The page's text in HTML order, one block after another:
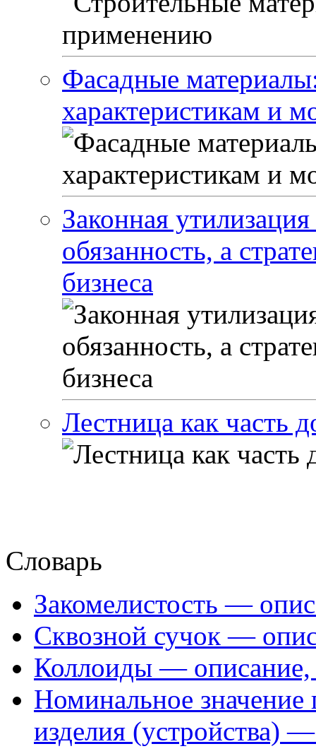
Фасадные
характеристикам и
Законная
обязанность, а
бизнеса
Лестница как часть
Словарь
Закомелистость —
Сквозной сучок —
Коллоиды — описание,
Номинальное значение
изделия (устройства)